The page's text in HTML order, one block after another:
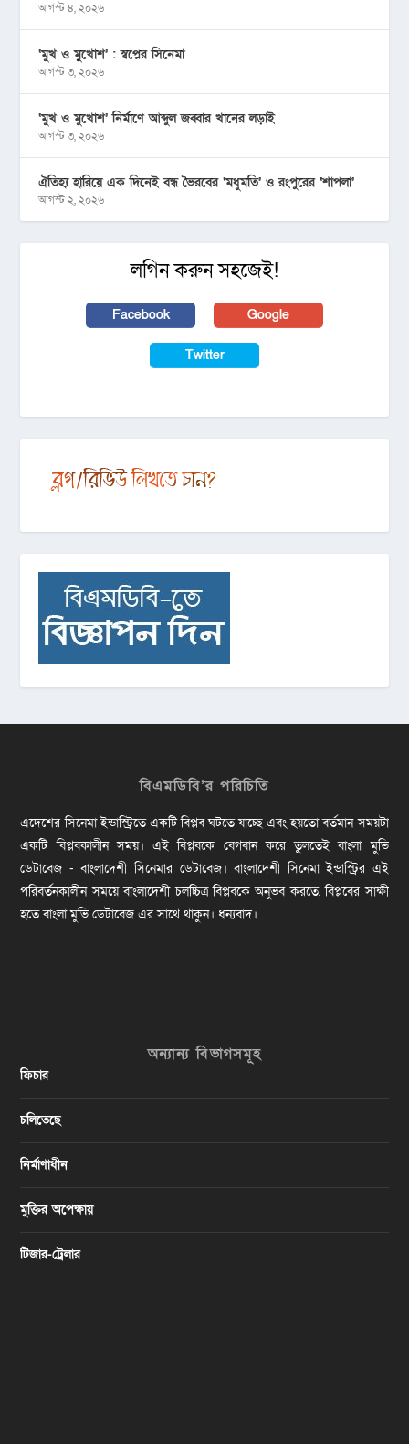
আগস্ট ৪, ২০২৬
‘মুখ ও মু্খোশ’ : স্বপ্নের সিনেমা
আগস্ট ৩, ২০২৬
‘মুখ ও মুখোশ’ নির্মাণে আব্দুল জব্বার খানের লড়াই
আগস্ট ৩, ২০২৬
ঐতিহ্য হারিয়ে এক দিনেই বন্ধ ভৈরবের ‘মধুমতি’ ও রংপুরের ‘শাপলা’
আগস্ট ২, ২০২৬
লগিন করুন সহজেই!
Facebook Google
Twitter
বিএমডিবি’র পরিচিতি
এদেশের সিনেমা ইন্ডাস্ট্রিতে একটি বিপ্লব ঘটতে যাচ্ছে এবং হয়তো বর্তমান সময়টা
একটি বিপ্লবকালীন সময়। এই বিপ্লবকে বেগবান করে তুলতেই বাংলা মুভি
ডেটাবেজ - বাংলাদেশী সিনেমার ডেটাবেজ। বাংলাদেশী সিনেমা ইন্ডাস্ট্রির এই
পরিবর্তনকালীন সময়ে বাংলাদেশী চলচ্চিত্র বিপ্লবকে অনুভব করতে, বিপ্লবের সাক্ষী
হতে বাংলা মুভি ডেটাবেজ এর সাথে থাকুন। ধন্যবাদ।
অন্যান্য বিভাগসমূহ
ফিচার
চলিতেছে
নির্মাণাধীন
মুক্তির অপেক্ষায়
টিজার-ট্রেলার